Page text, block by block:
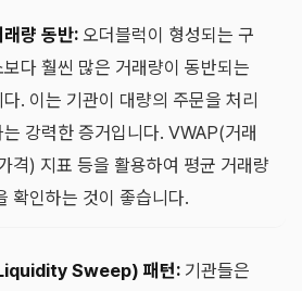
량 동반:오더블럭이 형성되는 구
다 훨씬 많은 거래량이 동반되는
. 이는 기관이 대량의 주문을 처리
강력한 증거입니다. VWAP(거래
격) 지표 등을 활용하여 평균 거래량
확인하는 것이 좋습니다.
Sweep) 패턴: 기관들은